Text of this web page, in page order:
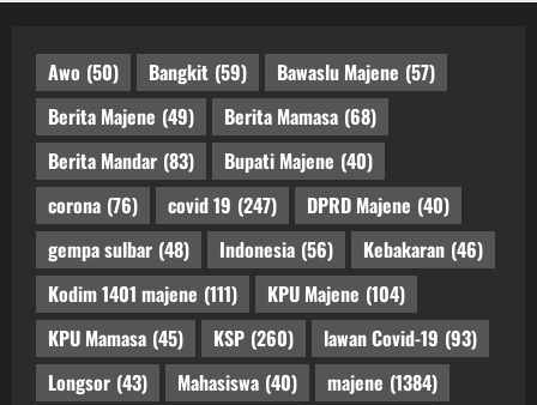
Awo (50) Bangkit (59) Bawaslu Majene (57)
Berita Majene (49) Berita Mamasa (68)
Berita Mandar (83) Bupati Majene (40)
corona (76) covid 19 (247) DPRD Majene (40)
gempa sulbar (48) Indonesia (56) Kebakaran (46)
Kodim 1401 majene (111) KPU Majene (104)
KPU Mamasa (45) KSP (260) lawan Covid-19 (93)
Longsor (43) Mahasiswa (40) majene (1384)